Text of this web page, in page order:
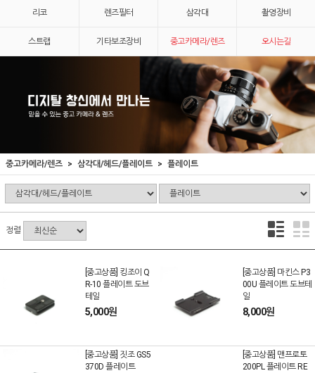
리코 렌즈필터 삼각대 촬영장비
스트랩 기타보조장비 중고카메라/렌즈 오시는길
중고카메라/렌즈 삼각대/헤드/플레이트 플레이트
정렬
[중고상품] 킹조이 Q
R-10 플레이트 도브
테일
5,000원
[중고상품] 마킨스 P3
00U 플레이트 도브테
일
8,000원
[중고상품] 짓조 GS5
370D 플레이트
[중고상품] 맨프로토
200PL 플레이트 RE